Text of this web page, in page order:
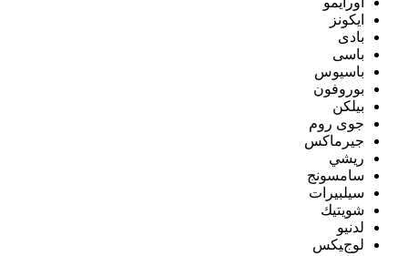
ايكونز
بادى
باسى
باسيوس
بوروفون
بيلكن
جوى روم
جيرماكس
ريشي
سامسونج
سيلبيرات
شويتيك
لدنيو
لوجيكس